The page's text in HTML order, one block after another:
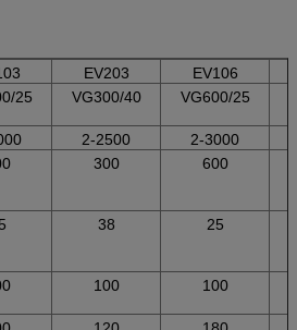
EV203
EV106
25 VG300/40 VG600/25
2-2500
2-3000
300 600
38 25
100 100